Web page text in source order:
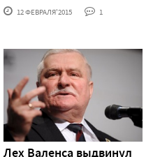
12 ФЕВРАЛЯ'2015 1
Лех Валенса выдвинул